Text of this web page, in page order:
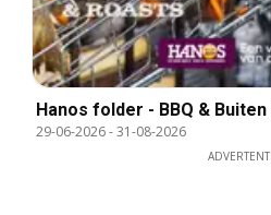
Hanos folder - BBQ &
29-06-2026-31-08-2026